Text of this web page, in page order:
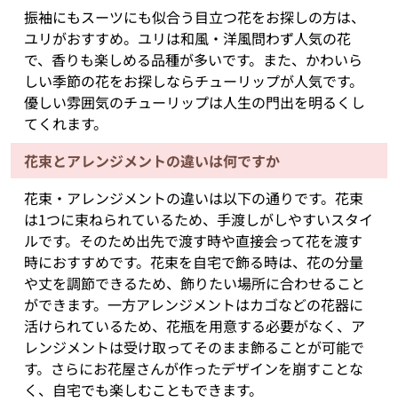
振袖にもスーツにも似合う目立つ花をお探しの方は、
ユリがおすすめ。ユリは和風・洋風問わず人気の花
で、香りも楽しめる品種が多いです。また、かわいら
しい季節の花をお探しならチューリップが人気です。
優しい雰囲気のチューリップは人生の門出を明るくし
てくれます。
花束とアレンジメントの違いは何ですか
花束・アレンジメントの違いは以下の通りです。花束
は1つに束ねられているため、手渡しがしやすいスタイ
ルです。そのため出先で渡す時や直接会って花を渡す
時におすすめです。花束を自宅で飾る時は、花の分量
や丈を調節できるため、飾りたい場所に合わせること
ができます。一方アレンジメントはカゴなどの花器に
活けられているため、花瓶を用意する必要がなく、ア
レンジメントは受け取ってそのまま飾ることが可能で
す。さらにお花屋さんが作ったデザインを崩すことな
く、自宅でも楽しむこともできます。